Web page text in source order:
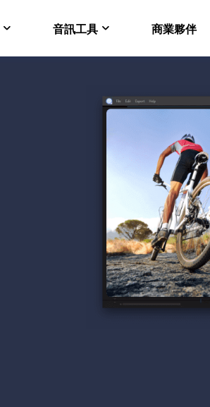
電商影片製作的 AI 工
Video Downloader
Mac 電腦下載
VideoKit
多功能影片套裝
音訊工具
即時改變聲音
EaseUS VoiceOver
免費線上人工智慧語
商業夥伴